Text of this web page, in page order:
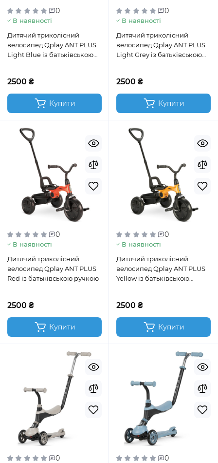
0
В наявності
Дитячий триколісний
велосипед Qplay ANT PLUS
Light Blue із батьківською
2500 ₴
Купити
0
В наявності
Дитячий триколісний
велосипед Qplay ANT PLUS
Light Grey із батьківською
2500 ₴
Купити
0
В наявності
Дитячий триколісний
велосипед Qplay ANT PLUS
Red із батьківською ручкою
2500 ₴
Купити
0
В наявності
Дитячий триколісний
велосипед Qplay ANT PLUS
Yellow із батьківською
2500 ₴
Купити
0 0